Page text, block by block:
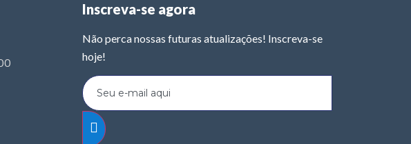
Inscreva-se agora
Não perca nossas futuras atualizações! Inscreva-se
hoje!